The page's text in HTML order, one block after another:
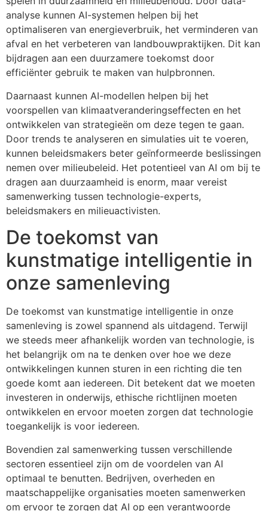
analyse kunnen AI-systemen helpen bij het
optimaliseren van energieverbruik, het verminderen van
afval en het verbeteren van landbouwpraktijken. Dit kan
bijdragen aan een duurzamere toekomst door
efficiënter gebruik te maken van hulpbronnen.
Daarnaast kunnen AI-modellen helpen bij het
voorspellen van klimaatveranderingseffecten en het
ontwikkelen van strategieën om deze tegen te gaan.
Door trends te analyseren en simulaties uit te voeren,
kunnen beleidsmakers beter geïnformeerde beslissingen
nemen over milieubeleid. Het potentieel van AI om bij te
dragen aan duurzaamheid is enorm, maar vereist
samenwerking tussen technologie-experts,
beleidsmakers en milieuactivisten.
De toekomst van
kunstmatige intelligentie in
onze samenleving
De toekomst van kunstmatige intelligentie in onze
samenleving is zowel spannend als uitdagend. Terwijl
we steeds meer afhankelijk worden van technologie, is
het belangrijk om na te denken over hoe we deze
ontwikkelingen kunnen sturen in een richting die ten
goede komt aan iedereen. Dit betekent dat we moeten
investeren in onderwijs, ethische richtlijnen moeten
ontwikkelen en ervoor moeten zorgen dat technologie
toegankelijk is voor iedereen.
Bovendien zal samenwerking tussen verschillende
sectoren essentieel zijn om de voordelen van AI
optimaal te benutten. Bedrijven, overheden en
maatschappelijke organisaties moeten samenwerken
om ervoor te zorgen dat AI op een verantwoorde